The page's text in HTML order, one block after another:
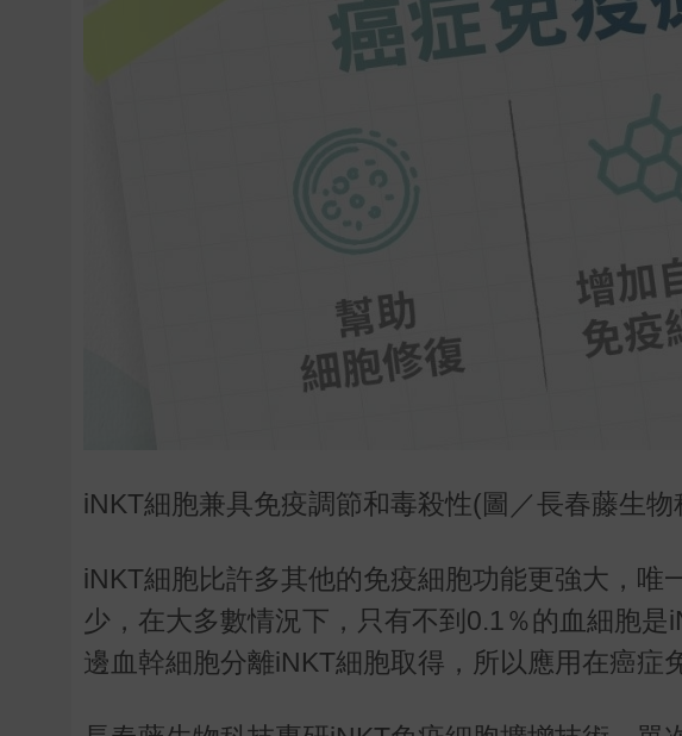
iNKT細胞兼具免疫調節和毒殺性(圖／長春藤生物
iNKT細胞比許多其他的免疫細胞功能更強大，唯
少，在大多數情況下，只有不到0.1％的血細胞
邊血幹細胞分離iNKT細胞取得，所以應用在癌症